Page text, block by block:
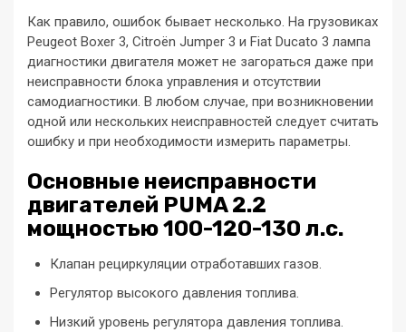
Как правило, ошибок бывает несколько. На грузовиках
Peugeot Boxer 3, Citroën Jumper 3 и Fiat Ducato 3 лампа
диагностики двигателя может не загораться даже при
неисправности блока управления и отсутствии
самодиагностики. В любом случае, при возникновении
одной или нескольких неисправностей следует считать
ошибку и при необходимости измерить параметры.
Основные неисправности
двигателей PUMA 2.2
мощностью 100-120-130 л.с.
Клапан рециркуляции отработавших газов.
Регулятор высокого давления топлива.
Низкий уровень регулятора давления топлива.